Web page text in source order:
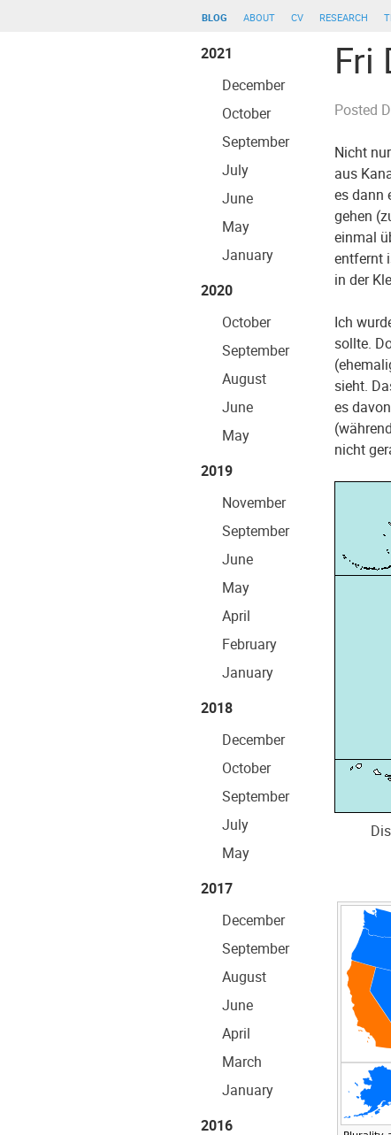
blog about cv research
2021
December
October
September
July
June
May
January
2020
October
September
August
June
May
2019
November
September
June
May
April
February
January
2018
December
October
September
July
May
2017
December
September
August
June
April
March
January
2016
Fri
Posted
Nicht
aus
es dann
gehen
einmal
entfernt
in der
Ich
sollte.
sieht.
es
nicht